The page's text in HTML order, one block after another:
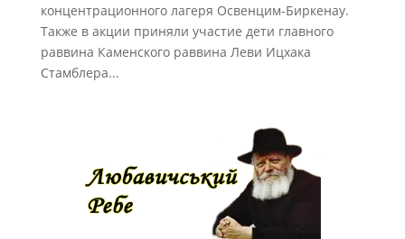
концентрационного лагеря Освенцим-Биркенау.
Также в акции приняли участие дети главного
раввина Каменского раввина Леви Ицхака
Стамблера...